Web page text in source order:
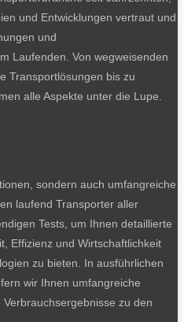
und Entwicklungen vertraut und
und
Laufenden. Von wegweisenden
Transportlösungen bis zu
alle Aspekte unter die Lupe.
sondern auch umfangreiche
laufend Transporter aller
Tests, um Ihnen detaillierte
Effizienz und Wirtschaftlichkeit
zu bieten. In ausführlichen
wir Ihnen umfangreiche
zu den